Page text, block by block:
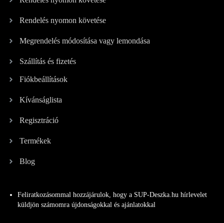
Rendelés nyomon követése
Megrendelés módosítása vagy lemondása
Szállítás és fizetés
Fiókbeállítások
Kívánságlista
Regisztráció
Termékek
Blog
Feliratkozásommal hozzájárulok, hogy a SUP-Deszka.hu hírlevelet
küldjön számomra újdonságokkal és ajánlatokkal